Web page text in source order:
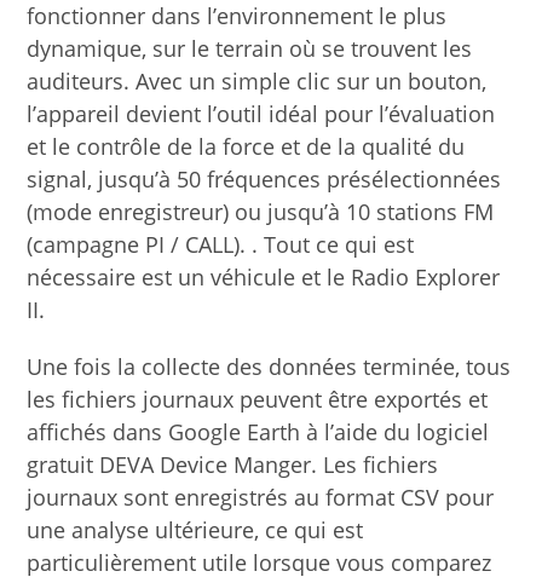
fonctionner dans l’environnement le plus
dynamique, sur le terrain où se trouvent les
auditeurs. Avec un simple clic sur un bouton,
l’appareil devient l’outil idéal pour l’évaluation
et le contrôle de la force et de la qualité du
signal, jusqu’à 50 fréquences présélectionnées
(mode enregistreur) ou jusqu’à 10 stations FM
(campagne PI / CALL). . Tout ce qui est
nécessaire est un véhicule et le Radio Explorer
II.
Une fois la collecte des données terminée, tous
les fichiers journaux peuvent être exportés et
affichés dans Google Earth à l’aide du logiciel
gratuit DEVA Device Manger. Les fichiers
journaux sont enregistrés au format CSV pour
une analyse ultérieure, ce qui est
particulièrement utile lorsque vous comparez